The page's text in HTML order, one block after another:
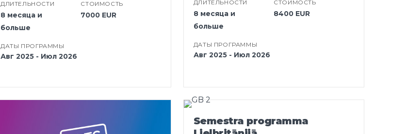
ДЛИТЕЛЬНОСТИ
8 месяца и
больше
СТОИМОСТЬ
7000 EUR
ДАТЫ ПРОГРАММЫ
Авг 2025 - Июл 2026
ДЛИТЕЛЬНОСТИ
8 месяца и
больше
СТОИМОСТЬ
8400 EUR
ДАТЫ ПРОГРАММЫ
Авг 2025 - Июл 2026
Semestra programma